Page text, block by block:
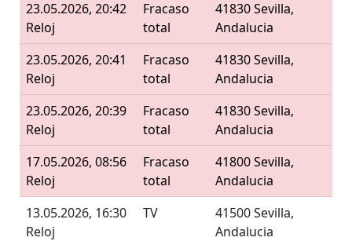
23.05.2026, 20:42
Reloj
Fracaso
total
41830 Sevilla,
Andalucia
23.05.2026, 20:41
Reloj
Fracaso
total
41830 Sevilla,
Andalucia
23.05.2026, 20:39
Reloj
Fracaso
total
41830 Sevilla,
Andalucia
17.05.2026, 08:56
Reloj
Fracaso
total
41800 Sevilla,
Andalucia
13.05.2026, 16:30
Reloj
TV
41500 Sevilla,
Andalucia